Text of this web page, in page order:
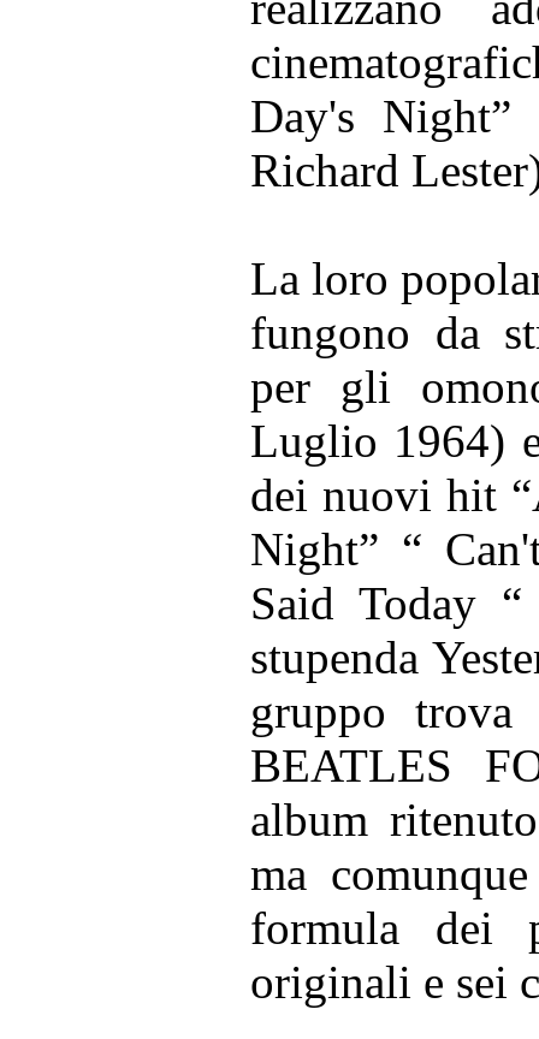
Day's Night”
Richard
La loro
fungono da
per gli
Luglio 1964)
dei nuovi hit
Night” “
Said Today
stupenda
gruppo trova
BEATLES
album
ma
formula dei
originali e sei